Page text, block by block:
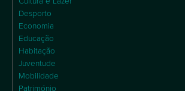
Desporto
Economia
Educação
Habitação
Juventude
Mobilidade
Património